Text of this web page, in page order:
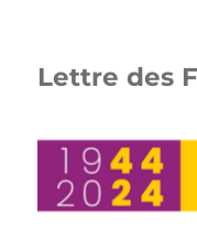
Lettre des